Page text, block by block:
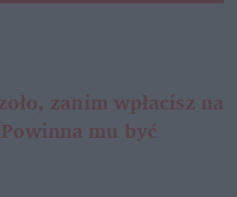
zanim wpłacisz na
mu być